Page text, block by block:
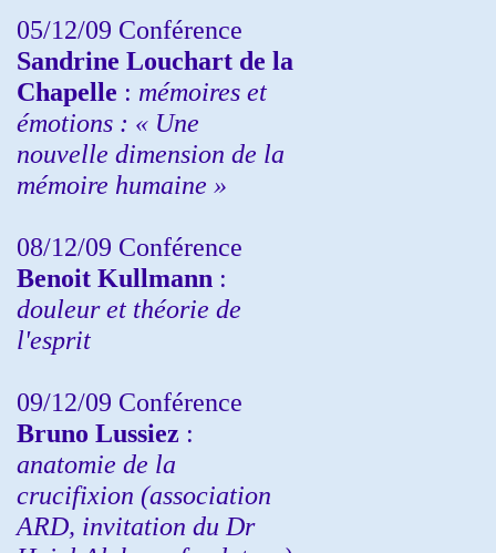
05/12/09 Conférence
Sandrine Louchart de la
Chapelle : mémoires et
émotions : « Une
nouvelle dimension de la
mémoire humaine »
08/12/09 Conférence
Benoit Kullmann :
douleur et théorie de
l'esprit
09/12/09 Conférence
Bruno Lussiez :
anatomie de la
crucifixion (association
ARD, invitation du Dr